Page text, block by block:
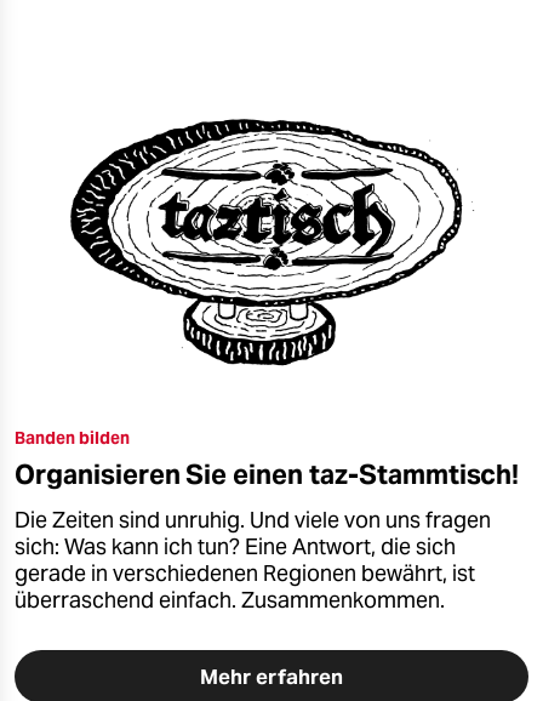
Banden bilden
Organisieren Sie einen taz-Stammtisch!
Die Zeiten sind unruhig. Und viele von uns fragen
sich: Was kann ich tun? Eine Antwort, die sich
gerade in verschiedenen Regionen bewährt, ist
überraschend einfach. Zusammenkommen.
Mehr erfahren